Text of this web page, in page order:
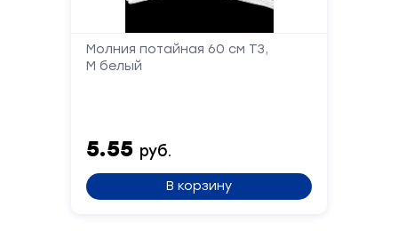
Молния потайная 60 см Т3,
М белый
5.55 руб.
В корзину